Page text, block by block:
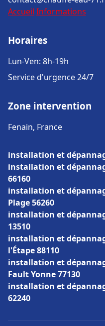
Accueil Informations
Horaires
Lun-Ven: 8h-19h
Service d'urgence 24/7
Zone intervention
Fenain, France
installation et
installation et
66160
installation et
Plage 56260
installation et
13510
installation et
l'Étape 88110
installation et
Fault Yonne 77130
installation et
62240